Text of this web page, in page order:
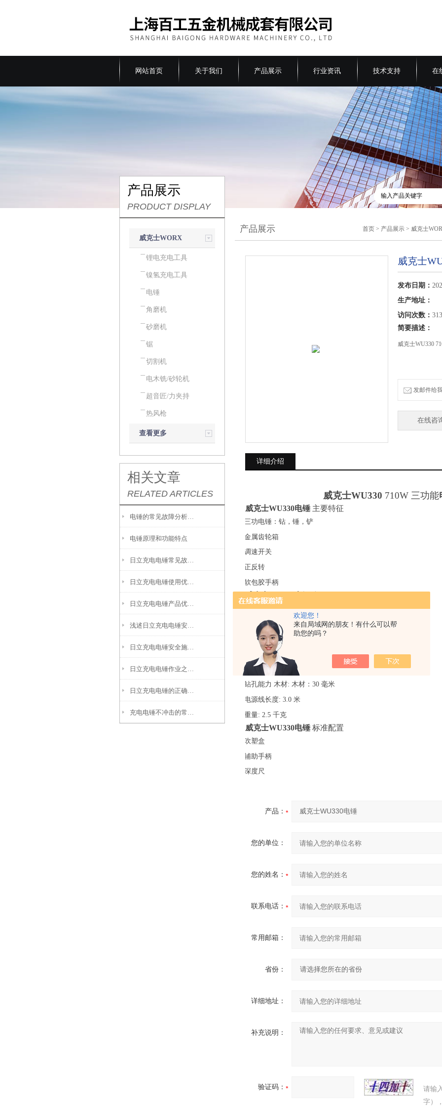
欢迎您！
来自局域网的朋友！有什么可以帮
助您的吗？
网站首页 关于我们 产品展示 行业资讯 技术支持 在
产品展示
PRODUCT DISPLAY
威克士WORX
电动工具
锂电充电工具
镍氢充电工具
电锤
角磨机
砂磨机
锯
切割机
电木铣/砂轮机
超音匠/力夹持
热风枪
查看更多
相关文章
RELATED ARTICLES
电锤的常见故障分析及解决方法
电锤原理和功能特点
日立充电电锤使用优势体现在什么地方？
日立充电电锤产品优缺点
浅述日立充电电锤安全操作规程
日立充电电锤安全施工检查
日立充电电锤的正确操作方法
产品展示 首页 > 产品展示 > 威克士
威克士
发布日期：
生产地址：
访问次数：
简要描述：
威克士WU330
发邮件给
在线咨
详细介绍
威克士WU330 710W 三功能
威克士WU330电锤 主要特征
三功电锤：钻，锤，铲
金属齿轮箱
调速开关
正反转
软包胶手柄
WU330电锤
·额定输入功率 : 710 瓦
额定空载转速 : 0-1050 转/分钟
额定锤击数 : 0-4600 次/分钟
夹头类型: SDS-Plus
·冲击能量: 2.7 焦耳
钻孔能力 木材: 木材：30 毫米
电源线长度: 3.0 米
重量: 2.5 千克
威克士WU330电锤 标准配置
吹塑盒
辅助手柄
深度尺
产品：
您的单位：
您的姓名：
联系电话：
常用邮箱：
省份：
详细地址：
补充说明：
验证码：
请输
字）